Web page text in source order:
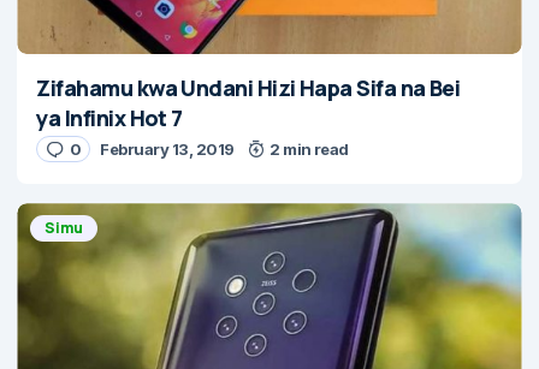
Zifahamu kwa Undani Hizi Hapa Sifa na Bei
ya Infinix Hot 7
0 February 13, 2019 2 min read
Simu